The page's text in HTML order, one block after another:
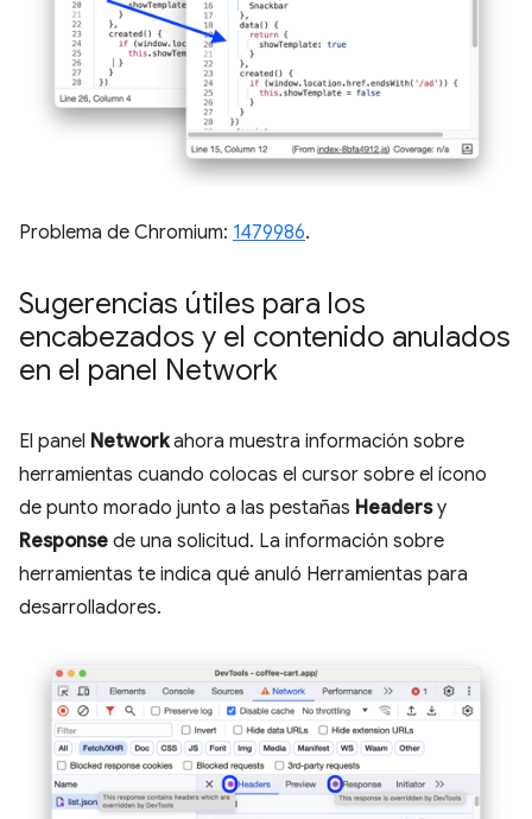
Problema de Chromium: 1479986.
Sugerencias útiles para los
encabezados y el contenido anulados
en el panel Network
El panel Networkahora muestra información sobre
herramientas cuando colocas el cursor sobre el ícono
de punto morado junto a las pestañas Headersy
Response de una solicitud. La información sobre
herramientas te indica qué anuló Herramientas para
desarrolladores.